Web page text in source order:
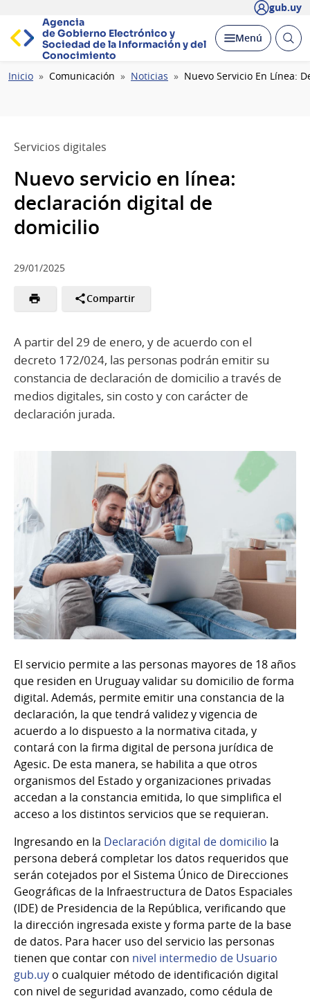
gub.uy
Agencia
de Gobierno Electrónico y
Sociedad de la Información y del
Conocimiento
Desplegar
Menú Abrir
Ruta
Inicio Comunicación Noticias Nuevo Servicio En Línea:
Servicios digitales
Nuevo servicio en línea:
declaración digital de
domicilio
29/01/2025
Compartir
A partir del 29 de enero, y de acuerdo con el
decreto 172/024, las personas podrán emitir su
constancia de declaración de domicilio a través de
medios digitales, sin costo y con carácter de
declaración jurada.
El servicio permite a las personas mayores de 18 años
que residen en Uruguay validar su domicilio de forma
digital. Además, permite emitir una constancia de la
declaración, la que tendrá validez y vigencia de
acuerdo a lo dispuesto a la normativa citada, y
contará con la firma digital de persona jurídica de
Agesic. De esta manera, se habilita a que otros
organismos del Estado y organizaciones privadas
accedan a la constancia emitida, lo que simplifica el
acceso a los distintos servicios que se requieran.
Ingresando en la Declaración digital de domicilio la
persona deberá completar los datos requeridos que
serán cotejados por el Sistema Único de Direcciones
Geográficas de la Infraestructura de Datos Espaciales
(IDE) de Presidencia de la República, verificando que
la dirección ingresada existe y forma parte de la base
de datos. Para hacer uso del servicio las personas
tienen que contar con nivel intermedio de Usuario
gub.uy o cualquier método de identificación digital
con nivel de seguridad avanzado, como cédula de